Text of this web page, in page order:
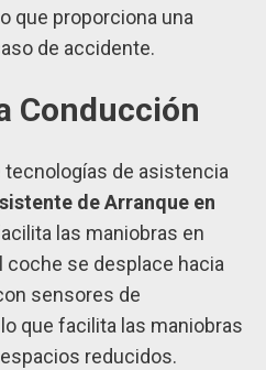
que proporciona una
de accidente.
Conducción
de asistencia
de Arranque en
las maniobras en
se desplace hacia
sensores de
que facilita las maniobras
reducidos.